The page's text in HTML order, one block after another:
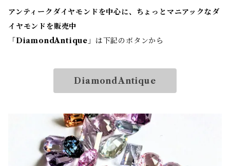
アンティークダイヤモンドを中心に、ちょっとマニアックなダ
イヤモンドを販売中
「 DiamondAntique 」は下記のボタンから
DiamondAntique